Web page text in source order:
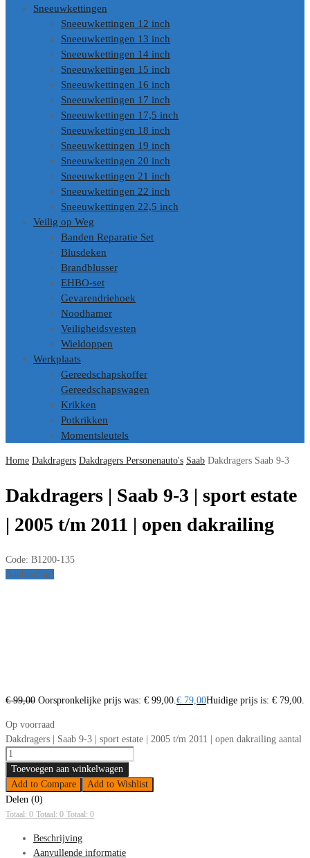
Sneeuwkettingen
Sneeuwkettingen 12 inch
Sneeuwkettingen 13 inch
Sneeuwkettingen 14 inch
Sneeuwkettingen 15 inch
Sneeuwkettingen 16 inch
Sneeuwkettingen 17 inch
Sneeuwkettingen 17,5 inch
Sneeuwkettingen 18 inch
Sneeuwkettingen 19 inch
Sneeuwkettingen 20 inch
Sneeuwkettingen 21 inch
Sneeuwkettingen 22 inch
Sneeuwkettingen 22,5 inch
Veilig op Weg
Banden Reparatie Set
Blusdeken
Brandblusser
EHBO-set
Gevarendriehoek
Noodhamer
Veiligheidsvesten
Wieldoppen
Werkplaats
Gereedschapskoffer
Gereedschapswagen
Krikken
Potkrikken
Momentsleutels
Home Dakdragers Dakdragers Personenauto's Saab Dakdragers Saab 9-3
Dakdragers | Saab 9-3 | sport estate
| 2005 t/m 2011 | open dakrailing
Code: B1200-135
Aanbieding!
€99,00 Oorspronkelijke prijs was: € 99,00. € 79,00Huidige prijs is: € 79,00.
Op voorraad
Dakdragers | Saab 9-3 | sport estate | 2005 t/m 2011 | open dakrailing aantal
Toevoegen aan winkelwagen
Add to Compare
Add to Wishlist
Delen (0)
Totaal: 0 Totaal: 0 Totaal: 0
Beschrijving
Aanvullende informatie